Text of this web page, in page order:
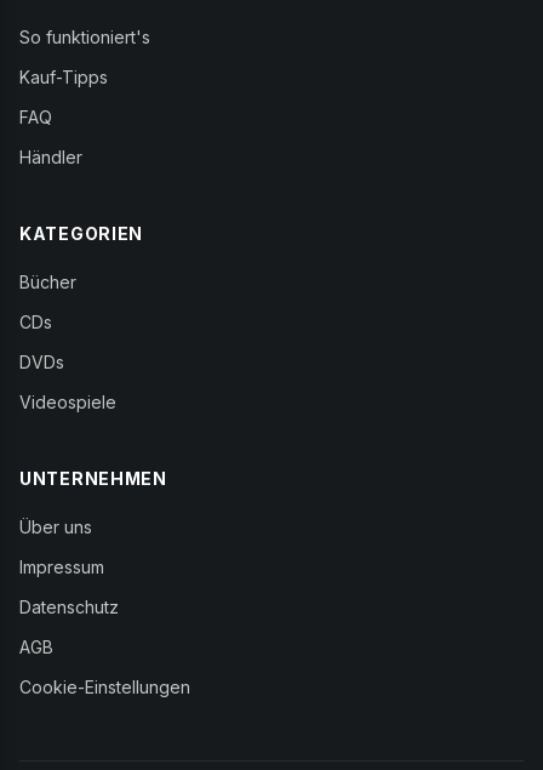
So funktioniert's
Kauf-Tipps
FAQ
Händler
KATEGORIEN
Bücher
CDs
DVDs
Videospiele
UNTERNEHMEN
Über uns
Impressum
Datenschutz
AGB
Cookie-Einstellungen